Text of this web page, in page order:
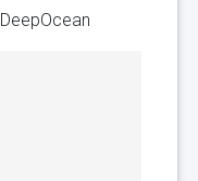
DeepOcean